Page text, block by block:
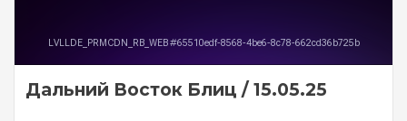
Дальний Восток Блиц / 15.05.25